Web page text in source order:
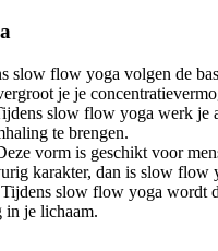
slow flow yoga volgen de
je je
slow flow yoga werk je
te brengen.
vorm is geschikt voor
karakter, dan is slow flow
Tijdens slow flow yoga wordt
in je lichaam.